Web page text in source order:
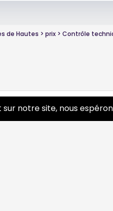
de Hautes prix Contrôle
sur Contrôle technique
sur notre site, nous